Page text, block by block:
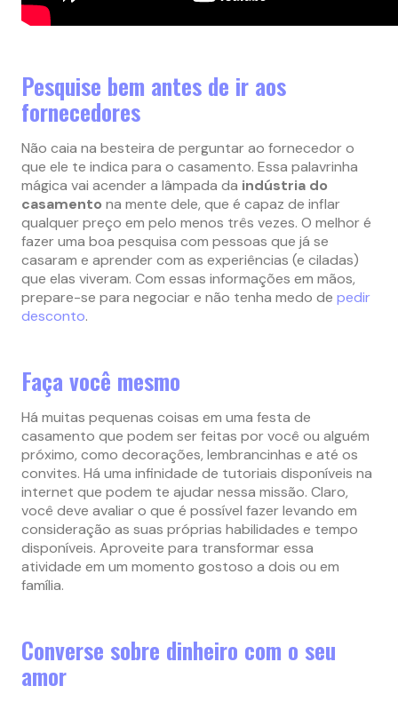
Pesquise bem antes de ir aos
fornecedores
Não caia na besteira de perguntar ao fornecedor o
que ele te indica para o casamento. Essa palavrinha
mágica vai acender a lâmpada da indústria do
casamento na mente dele, que é capaz de inflar
qualquer preço em pelo menos três vezes. O melhor é
fazer uma boa pesquisa com pessoas que já se
casaram e aprender com as experiências (e ciladas)
que elas viveram. Com essas informações em mãos,
prepare-se para negociar e não tenha medo de pedir
desconto.
Faça você mesmo
Há muitas pequenas coisas em uma festa de
casamento que podem ser feitas por você ou alguém
próximo, como decorações, lembrancinhas e até os
convites. Há uma infinidade de tutoriais disponíveis na
internet que podem te ajudar nessa missão. Claro,
você deve avaliar o que é possível fazer levando em
consideração as suas próprias habilidades e tempo
disponíveis. Aproveite para transformar essa
atividade em um momento gostoso a dois ou em
família.
Converse sobre dinheiro com o seu
amor